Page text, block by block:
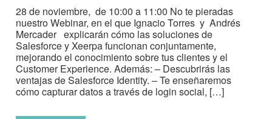
28 de noviembre, de 10:00 a 11:00 No te pieradas
nuestro Webinar, en el que Ignacio Torres y Andrés
Mercader explicarán cómo las soluciones de
Salesforce y Xeerpa funcionan conjuntamente,
mejorando el conocimiento sobre tus clientes y el
Customer Experience. Además: – Descubrirás las
ventajas de Salesforce Identity. – Te enseñaremos
cómo capturar datos a través de login social, […]